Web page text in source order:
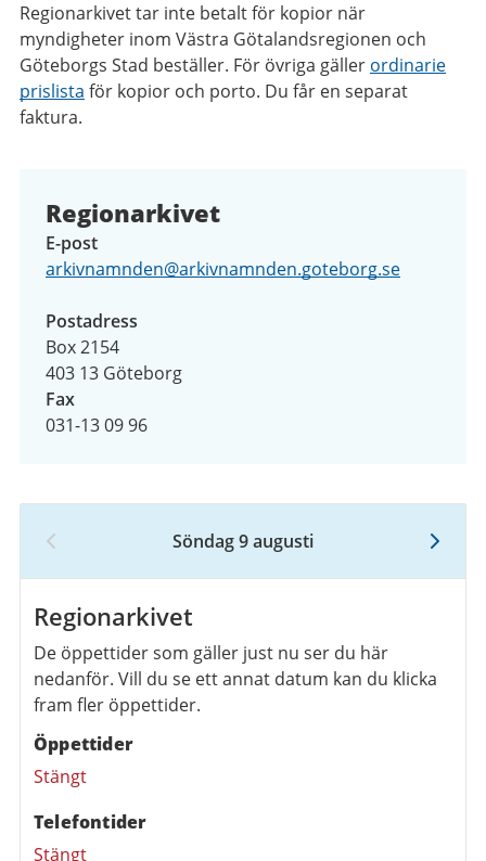
Regionarkivet tar inte betalt för kopior när
myndigheter inom Västra Götalandsregionen och
Göteborgs Stad beställer. För övriga gäller ordinarie
prislista för kopior och porto. Du får en separat
faktura.
Regionarkivet
E-post
arkivnamnden@arkivnamnden.goteborg.se
Postadress
Box 2154
403 13 Göteborg
Fax
031-13 09 96
augusti
2026
Söndag 9 augusti
Regionarkivet
De öppettider som gäller just nu ser du här
nedanför. Vill du se ett annat datum kan du klicka
fram fler öppettider.
Öppettider
Stängt
Telefontider
Stängt